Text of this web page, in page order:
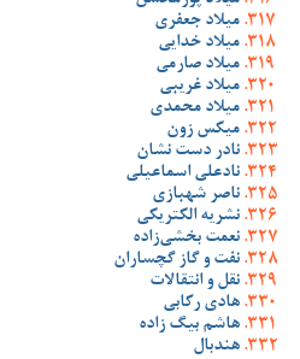
میلاد جعفری
میلاد خدایی
میلاد صارمی
میلاد غریبی
میلاد محمدی
میکس زون
نادر دست نشان
نادعلی اسماعیلی
ناصر شهبازی
نشریه الکتریکی
نعمت بخشی‌زاده
نفت و گاز گچساران
نقل و انتقالات
هادی رکابی
هاشم بیگ زاده
هندبال